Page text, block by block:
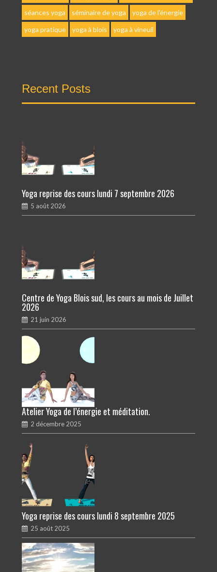
séances yoga séminaire de yoga yoga de l'énergie
yoga pratique yoga à blois yoga à vineuil
Recent Posts
Yoga reprise des cours lundi 7 septembre 2026
5 août 2026
Centre de Yoga Blois sud, les cours au mois de Juillet
2026
21 juin 2026
Atelier Yoga de l’énergie et méditation.
2 décembre 2025
Yoga reprise des cours lundi 8 septembre 2025
25 août 2025